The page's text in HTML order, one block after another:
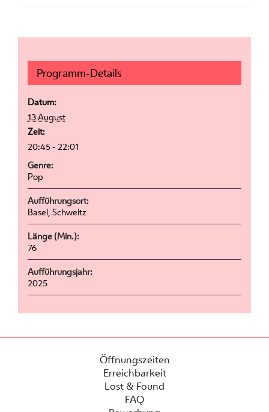
Programm-Details
Datum:
13 August
Zeit:
20:45 - 22:01
Genre:
Pop
Aufführungsort:
Basel, Schweitz
Länge (Min.):
76
Aufführungsjahr:
2025
Öffnungszeiten
Erreichbarkeit
Lost & Found
FAQ